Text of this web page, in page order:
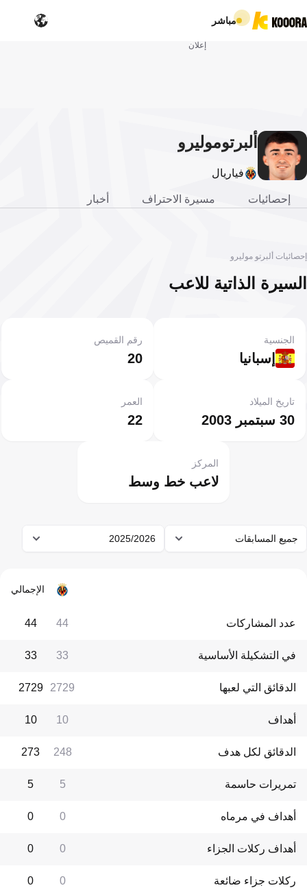
مباشر
إعلان
ألبرتوموليرو
فياريال
إحصائيات مسيرة الاحتراف أخبار
إحصائيات ألبرتو موليرو
السيرة الذاتية للاعب
إسبانيا
الجنسية
20
رقم القميص
30 سبتمبر 2003
تاريخ الميلاد
22
العمر
لاعب خط وسط
المركز
جميع المسابقات 2025/2026
الإجمالي
عدد المشاركات 44
44
في التشكيلة الأساسية 33
33
الدقائق التي لعبها 2729
2729
أهداف 10
10
الدقائق لكل هدف 248
273
تمريرات حاسمة 5
5
أهداف في مرماه 0
0
أهداف ركلات الجزاء 0
0
ركلات جزاء ضائعة 0
0